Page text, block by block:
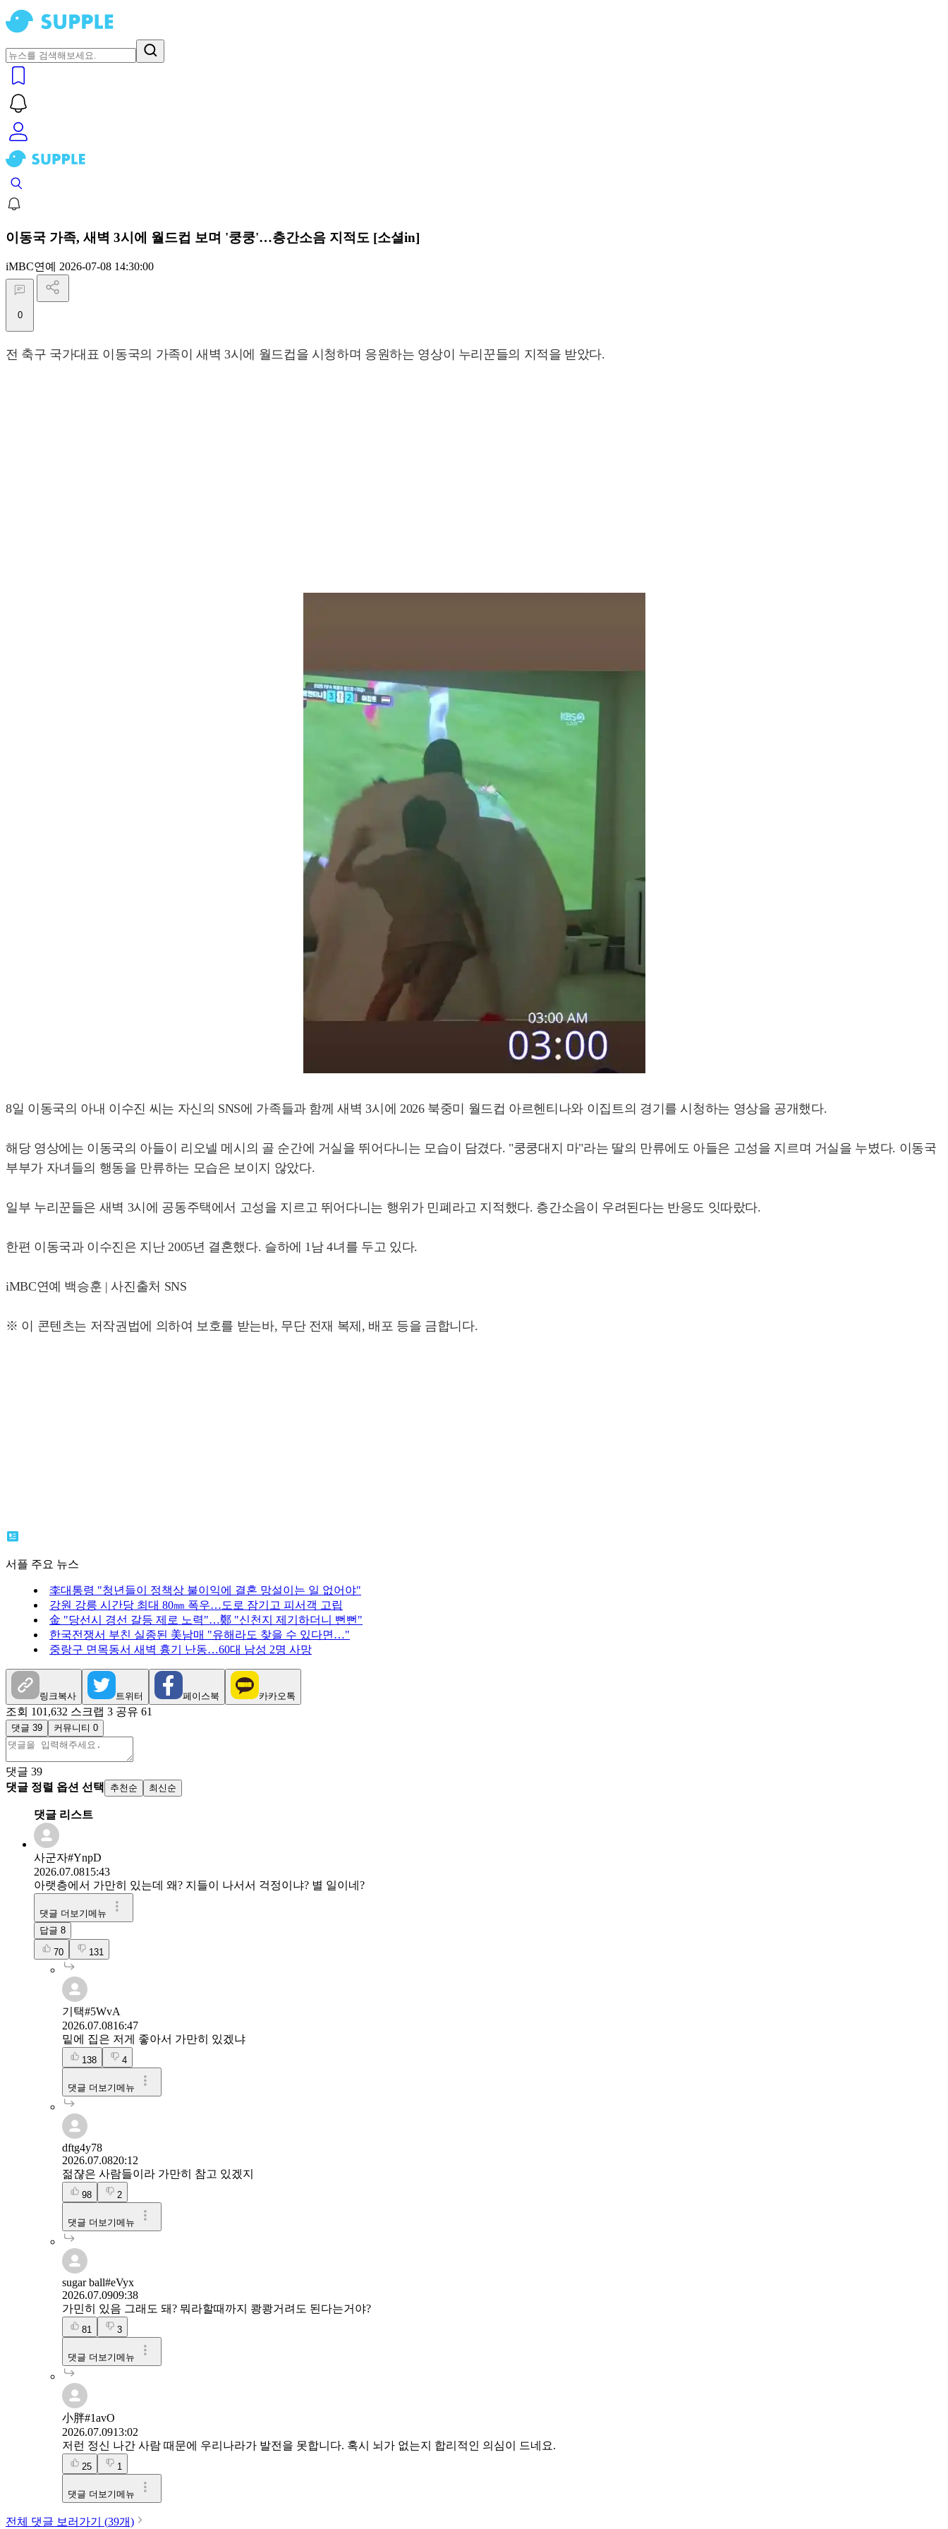
이동국 가족, 새벽 3시에 월드컵 보며 '쿵쿵'…층간소음 지적도 [소셜in]
iMBC연예 2026-07-08 14:30:00
0
전 축구 국가대표 이동국의 가족이 새벽 3시에 월드컵을 시청하며 응원하는 영상이 누리꾼들의 지적을 받았다.
8일 이동국의 아내 이수진 씨는 자신의 SNS에 가족들과 함께 새벽 3시에 2026 북중미 월드컵 아르헨티나와 이집트의 경기를 시청하는 영상을 공개했다.
해당 영상에는 이동국의 아들이 리오넬 메시의 골 순간에 거실을 뛰어다니는 모습이 담겼다. "쿵쿵대지 마"라는 딸의 만류에도 아들은 고성을 지르며 거실을 누볐다. 이동국
부부가 자녀들의 행동을 만류하는 모습은 보이지 않았다.
일부 누리꾼들은 새벽 3시에 공동주택에서 고성을 지르고 뛰어다니는 행위가 민폐라고 지적했다. 층간소음이 우려된다는 반응도 잇따랐다.
한편 이동국과 이수진은 지난 2005년 결혼했다. 슬하에 1남 4녀를 두고 있다.
iMBC연예 백승훈 | 사진출처 SNS
※ 이 콘텐츠는 저작권법에 의하여 보호를 받는바, 무단 전재 복제, 배포 등을 금합니다.
서플 주요 뉴스
李대통령 "청년들이 정책상 불이익에 결혼 망설이는 일 없어야"
강원 강릉 시간당 최대 80㎜ 폭우…도로 잠기고 피서객 고립
金 "당선시 경선 갈등 제로 노력"…鄭 "신천지 제기하더니 뻔뻔"
한국전쟁서 부친 실종된 美남매 "유해라도 찾을 수 있다면…"
중랑구 면목동서 새벽 흉기 난동…60대 남성 2명 사망
링크복사 트위터 페이스북 카카오톡
조회 101,632 스크랩 3 공유 61
댓글 39 커뮤니티 0
댓글 39
댓글 정렬 옵션 선택
추천순 최신순
댓글 리스트
사군자#YnpD
2026.07.0815:43
아랫층에서 가만히 있는데 왜? 지들이 나서서 걱정이냐? 별 일이네?
댓글 더보기메뉴
답글 8
70 131
기택#5WvA
2026.07.0816:47
밑에 집은 저게 좋아서 가만히 있겠냐
138 4
댓글 더보기메뉴
dftg4y78
2026.07.0820:12
젊쟎은 사람들이라 가만히 참고 있겠지
98 2
댓글 더보기메뉴
sugar ball#eVyx
2026.07.0909:38
가민히 있음 그래도 돼? 뭐라할때까지 쾅쾅거려도 된다는거야?
81 3
댓글 더보기메뉴
小胖#1avO
2026.07.0913:02
저런 정신 나간 사람 때문에 우리나라가 발전을 못합니다. 혹시 뇌가 없는지 합리적인 의심이 드네요.
25 1
댓글 더보기메뉴
전체 댓글 보러가기 (39개)